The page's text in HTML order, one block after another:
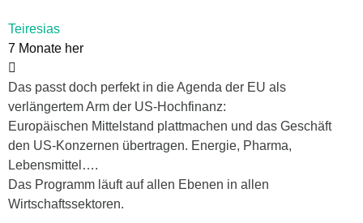
Teiresias
7 Monate her
Das passt doch perfekt in die Agenda der EU als
verlängertem Arm der US-Hochfinanz:
Europäischen Mittelstand plattmachen und das Geschäft
den US-Konzernen übertragen. Energie, Pharma,
Lebensmittel….
Das Programm läuft auf allen Ebenen in allen
Wirtschaftssektoren.